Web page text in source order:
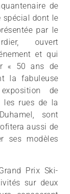
de
spécial dont le
par le
ouvert
et qui
« 50 ans de
la fabuleuse
de
les rues de la
sont
aussi de
ses modèles
Prix Ski-
sur deux